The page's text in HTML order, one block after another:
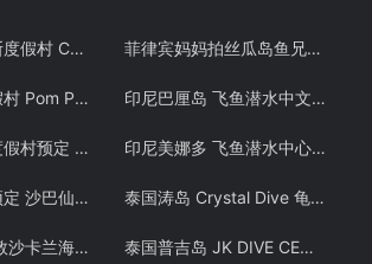
邦邦岛西里伯斯度假村 Celebes Beach resort 仙本那沙滩屋预定 潜客
邦邦岛龙珠度假村 Pom Pom Resort 邦邦岛水屋沙滩屋预定 仙本那 潜客
卡帕莱水上屋度假村预定 仙本那水屋 Kapalai岛 诗巴丹潜水 – 潜客假期
马达京度假村预定 沙巴仙本那诗巴丹Mataking岛 潜水浮潜套餐 潜客
仙本那跳岛游 敦沙卡兰海洋公园 邦邦岛 卡帕莱 巴瑶族 浮潜预定 潜客
菲律宾妈妈拍丝瓜岛鱼兄弟 PADI OW潜水考证教学课程 Malapascua
印尼巴厘岛 飞鱼潜水中文教练 PADI OW/AOW潜水考证教学课程
印尼美娜多 飞鱼潜水中心潜水教学 布纳肯 PADI OW/AOW潜水考证课程 中文教练
泰国涛岛 Crystal Dive 龟岛潜水 PADI OW/AOW 考证教学课程 潜水证
泰国普吉岛 JK DIVE CENTER 潜水课程OW+AOW中文考证PADI 免费接送 中文教练